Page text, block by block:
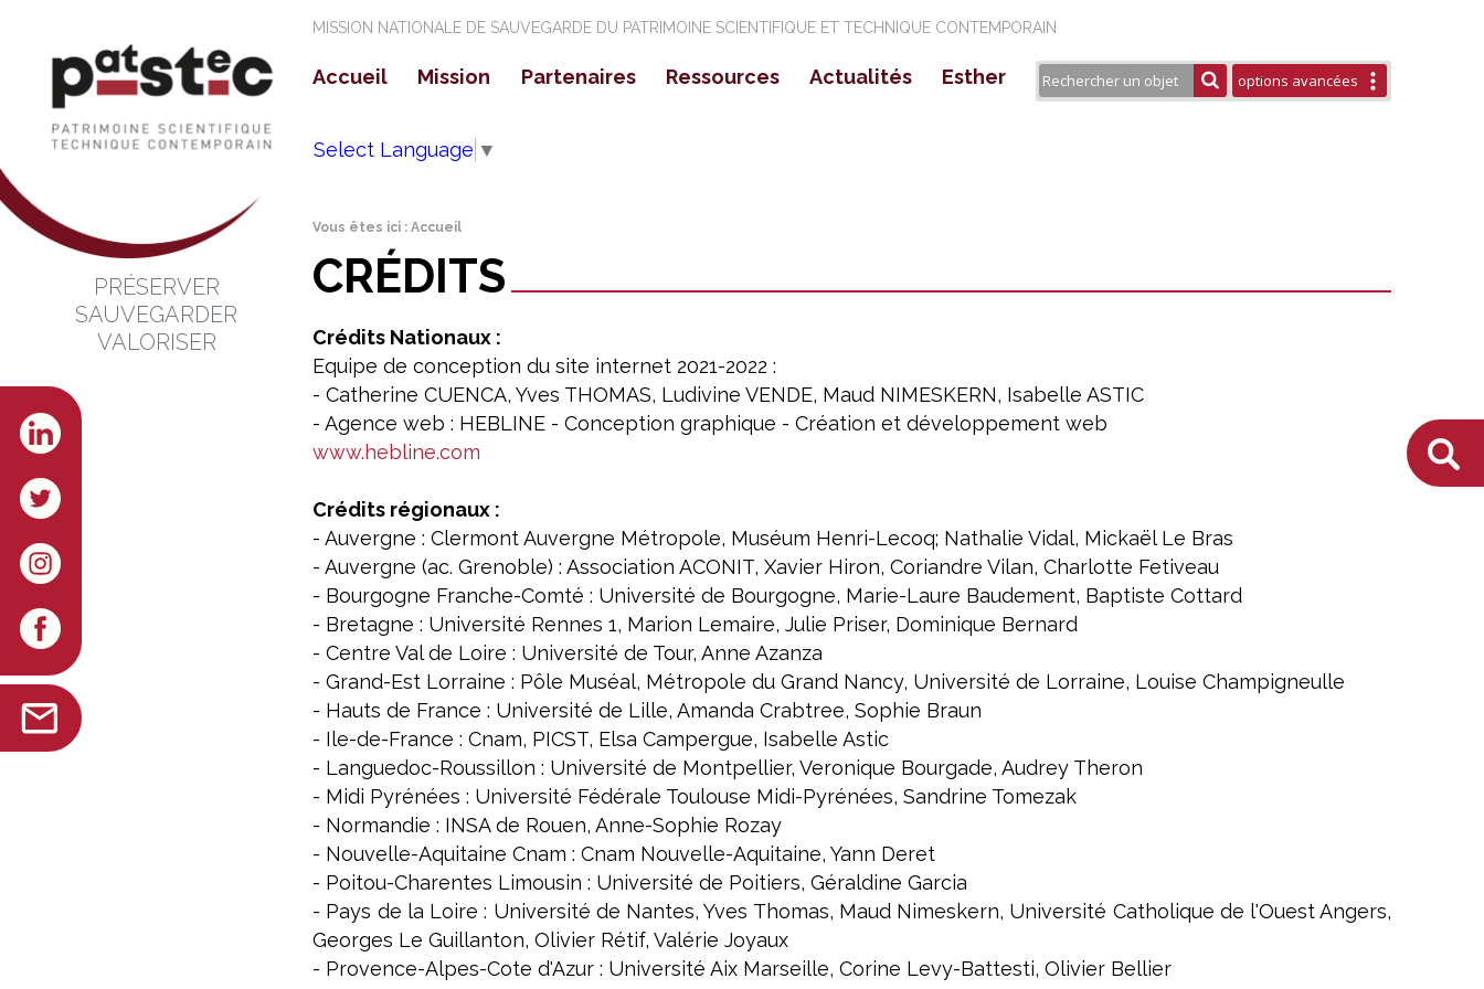
PRÉSERVER
SAUVEGARDER
VALORISER
MISSION NATIONALE DE SAUVEGARDE DU PATRIMOINE SCIENTIFIQUE ET TECHNIQUE CONTEMPORAIN
options avancées
Accueil
Mission
Les origines
Partenaires
Ressources
Expositions virtuelles
Glossaire
Liens utiles
Actualités
Esther
Select Language ▼
Vous êtes ici :Accueil
CRÉDITS
Crédits Nationaux :
Equipe de conception du site internet 2021-2022 :
- Catherine CUENCA, Yves THOMAS, Ludivine VENDE, Maud NIMESKERN, Isabelle ASTIC
- Agence web : HEBLINE - Conception graphique - Création et développement web
www.hebline.com
Crédits régionaux :
- Auvergne : Clermont Auvergne Métropole, Muséum Henri-Lecoq; Nathalie Vidal, Mickaël Le Bras
- Auvergne (ac. Grenoble) : Association ACONIT, Xavier Hiron, Coriandre Vilan, Charlotte Fetiveau
- Bourgogne Franche-Comté : Université de Bourgogne, Marie-Laure Baudement, Baptiste Cottard
- Bretagne : Université Rennes 1, Marion Lemaire, Julie Priser, Dominique Bernard
- Centre Val de Loire : Université de Tour, Anne Azanza
- Grand-Est Lorraine : Pôle Muséal, Métropole du Grand Nancy, Université de Lorraine, Louise Champigneulle
- Hauts de France : Université de Lille, Amanda Crabtree, Sophie Braun
- Ile-de-France : Cnam, PICST, Elsa Campergue, Isabelle Astic
- Languedoc-Roussillon : Université de Montpellier, Veronique Bourgade, Audrey Theron
- Midi Pyrénées : Université Fédérale Toulouse Midi-Pyrénées, Sandrine Tomezak
- Normandie : INSA de Rouen, Anne-Sophie Rozay
- Nouvelle-Aquitaine Cnam : Cnam Nouvelle-Aquitaine, Yann Deret
- Poitou-Charentes Limousin : Université de Poitiers, Géraldine Garcia
- Pays de la Loire : Université de Nantes, Yves Thomas, Maud Nimeskern, Université Catholique de l'Ouest Angers,
Georges Le Guillanton, Olivier Rétif, Valérie Joyaux
- Provence-Alpes-Cote d'Azur : Université Aix Marseille, Corine Levy-Battesti, Olivier Bellier